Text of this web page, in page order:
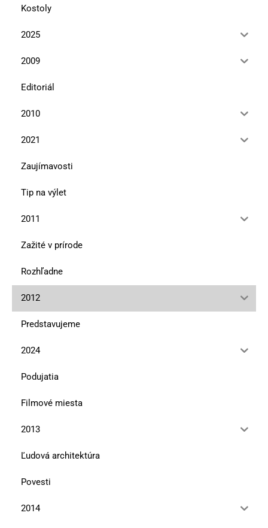
Kostoly
2025
2009
Editoriál
2010
2021
Zaujímavosti
Tip na výlet
2011
Zažité v prírode
Rozhľadne
2012
Predstavujeme
2024
Podujatia
Filmové miesta
2013
Ľudová architektúra
Povesti
2014